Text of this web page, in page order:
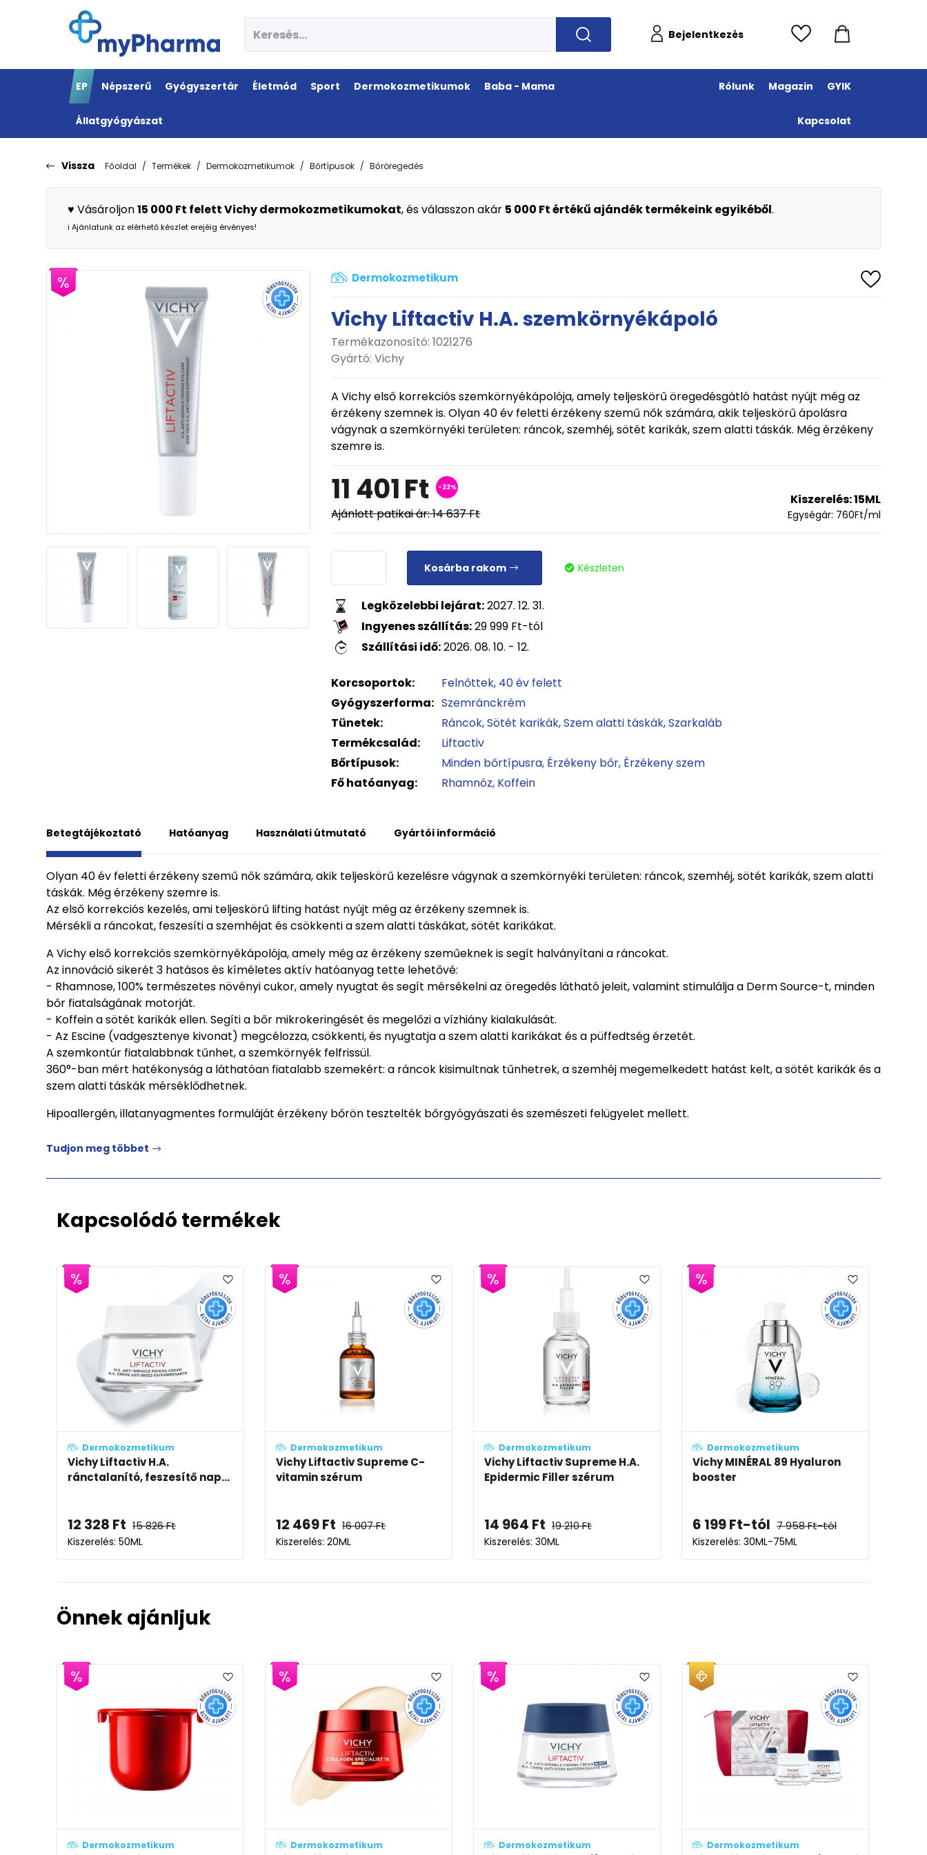
Bejelentkezés
EP Népszerű Gyógyszertár Életmód Sport Dermokozmetikumok Baba - Mama
Állatgyógyászat
Rólunk Magazin GYIK
Kapcsolat
Vissza Főoldal Termékek Dermokozmetikumok Bőrtípusok Bőröregedés
♥️ Vásároljon15 000 Ft felett Vichy dermokozmetikumokat, és válasszon akár 5 000 Ft értékű ajándék termékeink egyikéből.
ℹ️ Ajánlatunk az elérhető készlet erejéig érvényes!
Dermokozmetikum
Vichy Liftactiv H.A. szemkörnyékápoló
Termékazonosító: 1021276
Gyártó:Vichy
A Vichy első korrekciós szemkörnyékápolója, amely teljeskörű öregedésgátló hatást nyújt még az
érzékeny szemnek is. Olyan 40 év feletti érzékeny szemű nők számára, akik teljeskörű ápolásra
vágynak a szemkörnyéki területen: ráncok, szemhéj, sötét karikák, szem alatti táskák. Még érzékeny
szemre is.
11 401Ft -22%
Ajánlott patikai ár:14 637Ft
Kiszerelés:15ML
Egységár: 760Ft/ml
Kosárba rakom Készleten
Legközelebbi lejárat:2027. 12. 31.
Ingyenes szállítás:29 999 Ft-tól
Szállítási idő:2026. 08. 10. - 12.
Korcsoportok: Felnőttek 40 év felett
Gyógyszerforma: Szemránckrém
Tünetek:
Ráncok Sötét karikák Szem alatti táskák Szarkaláb
Termékcsalád:
Liftactiv
Bőrtípusok:
Minden bőrtípusra Érzékeny bőr Érzékeny szem
Fő hatóanyag:
Rhamnóz Koffein
Betegtájékoztató Hatóanyag Használati útmutató Gyártói információ
Olyan 40 év feletti érzékeny szemű nők számára, akik teljeskörű kezelésre vágynak a szemkörnyéki területen: ráncok, szemhéj, sötét karikák, szem alatti
táskák. Még érzékeny szemre is.
Az első korrekciós kezelés, ami teljeskörű lifting hatást nyújt még az érzékeny szemnek is.
Mérsékli a ráncokat, feszesíti a szemhéjat és csökkenti a szem alatti táskákat, sötét karikákat.
A Vichy első korrekciós szemkörnyékápolója, amely még az érzékeny szeműeknek is segít halványítani a ráncokat.
Az innováció sikerét 3 hatásos és kíméletes aktív hatóanyag tette lehetővé:
- Rhamnose, 100% természetes növényi cukor, amely nyugtat és segít mérsékelni az öregedés látható jeleit, valamint stimulálja a Derm Source-t, minden
bőr fiatalságának motorját.
- Koffein a sötét karikák ellen. Segíti a bőr mikrokeringését és megelőzi a vízhiány kialakulását.
- Az Escine (vadgesztenye kivonat) megcélozza, csökkenti, és nyugtatja a szem alatti karikákat és a püffedtség érzetét.
A szemkontúr fiatalabbnak tűnhet, a szemkörnyék felfrissül.
360°-ban mért hatékonyság a láthatóan fiatalabb szemekért: a ráncok kisimultnak tűnhetrek, a szemhéj megemelkedett hatást kelt, a sötét karikák és a
szem alatti táskák mérséklődhetnek.
Hipoallergén, illatanyagmentes formuláját érzékeny bőrön tesztelték bőrgyógyászati és szemészeti felügyelet mellett.
Tudjon meg többet
Kapcsolódó termékek
Dermokozmetikum
Vichy Liftactiv H.A.
ránctalanító, feszesítő nap...
12 328 Ft 15 826Ft
Kiszerelés: 50ML
Dermokozmetikum
Vichy Liftactiv Supreme C-
vitamin szérum
12 469Ft 16 007Ft
Kiszerelés: 20ML
Dermokozmetikum
Vichy Liftactiv Supreme H.A.
Epidermic Filler szérum
14 964 Ft 19 210Ft
Kiszerelés: 30ML
Dermokozmetikum
Vichy MINÉRAL 89 Hyaluron
booster
6 199Ft-tól 7 958Ft-tól
Kiszerelés: 30ML-75ML
Önnek ajánljuk
Dermokozmetikum Dermokozmetikum Dermokozmetikum Dermokozmetikum